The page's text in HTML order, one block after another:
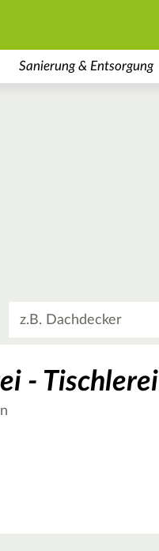
Sanierung & Entsorgung
- Tischlerei